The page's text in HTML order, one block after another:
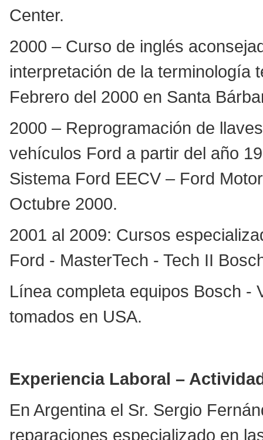
Center.
2000 – Curso de inglés
interpretación de la terminología
Febrero del 2000 en Santa
2000 – Reprogramación de
vehículos Ford a partir del año
Sistema Ford EECV – Ford
Octubre 2000.
2001 al 2009: Cursos
Ford - MasterTech - Tech II
Línea completa equipos Bosch -
tomados en USA.
Experiencia Laboral –
En Argentina el Sr. Sergio
reparaciones especializado en